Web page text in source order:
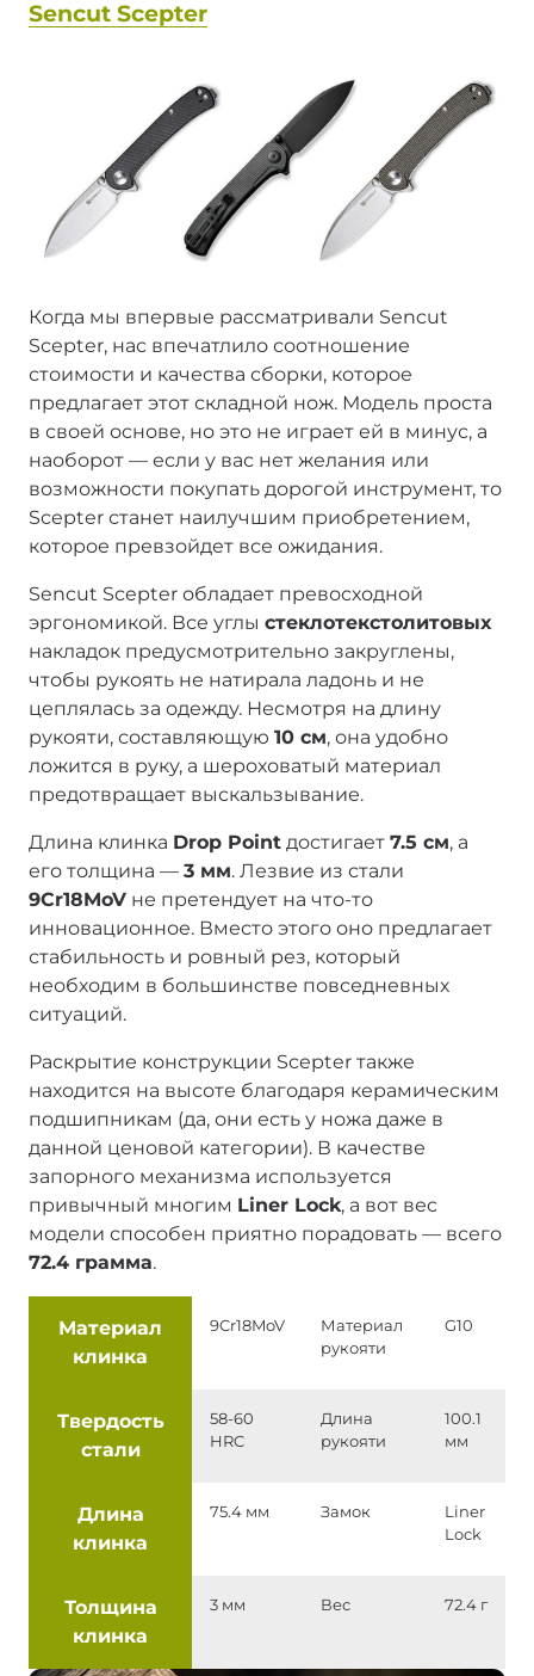
Sencut Scepter
Когда мы впервые рассматривали Sencut
Scepter, нас впечатлило соотношение
стоимости и качества сборки, которое
предлагает этот складной нож. Модель проста
в своей основе, но это не играет ей в минус, а
наоборот — если у вас нет желания или
возможности покупать дорогой инструмент, то
Scepter станет наилучшим приобретением,
которое превзойдет все ожидания.
Sencut Scepter обладает превосходной
эргономикой. Все углы стеклотекстолитовых
накладок предусмотрительно закруглены,
чтобы рукоять не натирала ладонь и не
цеплялась за одежду. Несмотря на длину
рукояти, составляющую 10 см, она удобно
ложится в руку, а шероховатый материал
предотвращает выскальзывание.
Длина клинка Drop Point достигает 7.5 см, а
его толщина — 3 мм. Лезвие из стали
9Cr18MoV не претендует на что-то
инновационное. Вместо этого оно предлагает
стабильность и ровный рез, который
необходим в большинстве повседневных
ситуаций.
Раскрытие конструкции Scepter также
находится на высоте благодаря керамическим
подшипникам (да, они есть у ножа даже в
данной ценовой категории). В качестве
запорного механизма используется
привычный многим Liner Lock, а вот вес
модели способен приятно порадовать — всего
72.4 грамма.
Материал
клинка
9Cr18MoV
Материал
рукояти
G10
Твердость
стали
58-60
HRC
Длина
рукояти
100.1
мм
Длина
клинка
75.4 мм Замок
Liner
Lock
Толщина
клинка
3 мм Вес 72.4 г